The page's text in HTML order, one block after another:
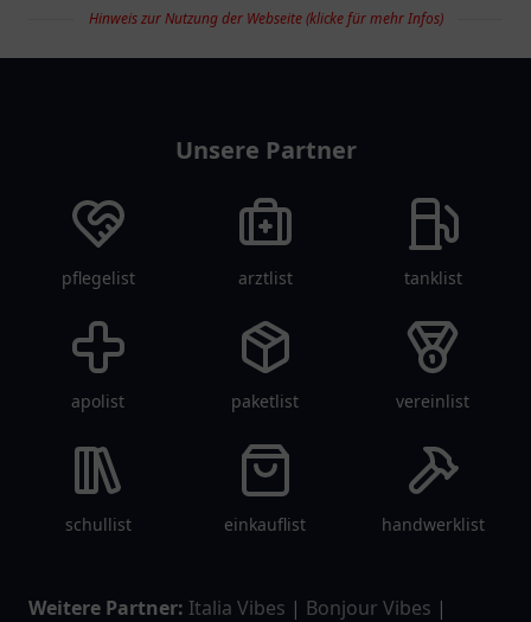
Hinweis zur Nutzung der Webseite (klicke für mehr Infos)
Unsere Partner
pflegelist arztlist tanklist
apolist paketlist vereinlist
schullist einkauflist handwerklist
Weitere Partner: Italia Vibes | Bonjour Vibes |